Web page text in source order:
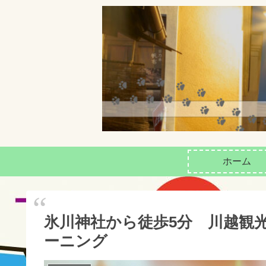
ホーム
氷川神社から徒歩5分 川越観
ーニング